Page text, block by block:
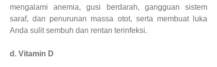
mengalami anemia, gusi berdarah, gangguan sistem
saraf, dan penurunan massa otot, serta membuat luka
Anda sulit sembuh dan rentan terinfeksi.
d. Vitamin D